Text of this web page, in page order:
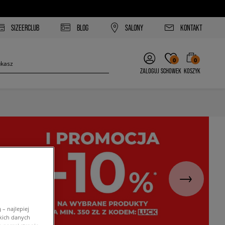
SIZEERCLUB BLOG SALONY KONTAKT
ZALOGUJ
0
SCHOWEK
0
KOSZYK
– najlepiej
danych